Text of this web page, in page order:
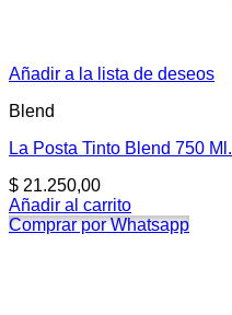
Añadir a la lista de deseos
Blend
La Posta Tinto Blend 750 Ml.
$ 21.250,00
Añadir al carrito
Comprar por Whatsapp